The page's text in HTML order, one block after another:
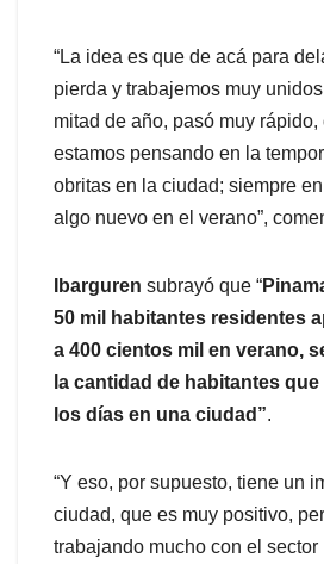
“La idea es que de acá para
pierda y trabajemos muy
mitad de año, pasó muy rápido,
estamos pensando en la
obritas en la ciudad; siempre en
algo nuevo en el verano”,
Ibarguren subrayó que “
50 mil habitantes residentes
a 400 cientos mil en verano,
la cantidad de habitantes
los días en una ciudad”.
“Y eso, por supuesto, tiene un
ciudad, que es muy positivo,
trabajando mucho con el